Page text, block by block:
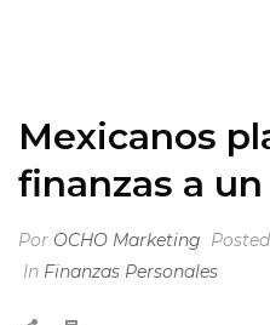
Mexicanos
finanzas a
Por OCHO Marketing Posted
In Finanzas Personales